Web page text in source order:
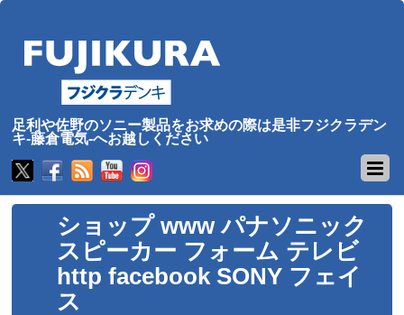
足利や佐野のソニー製品をお求めの際は是非フジクラデン
キ-藤倉電気-へお越しください
ショップ www パナソニック
スピーカー フォーム テレビ
http facebook SONY フェイ
ス